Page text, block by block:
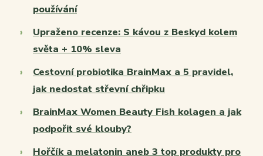
používání
Upraženo recenze: S kávou z Beskyd kolem
světa + 10% sleva
Cestovní probiotika BrainMax a 5 pravidel,
jak nedostat střevní chřipku
BrainMax Women Beauty Fish kolagen a jak
podpořit své klouby?
Hořčík a melatonin aneb 3 top produkty pro